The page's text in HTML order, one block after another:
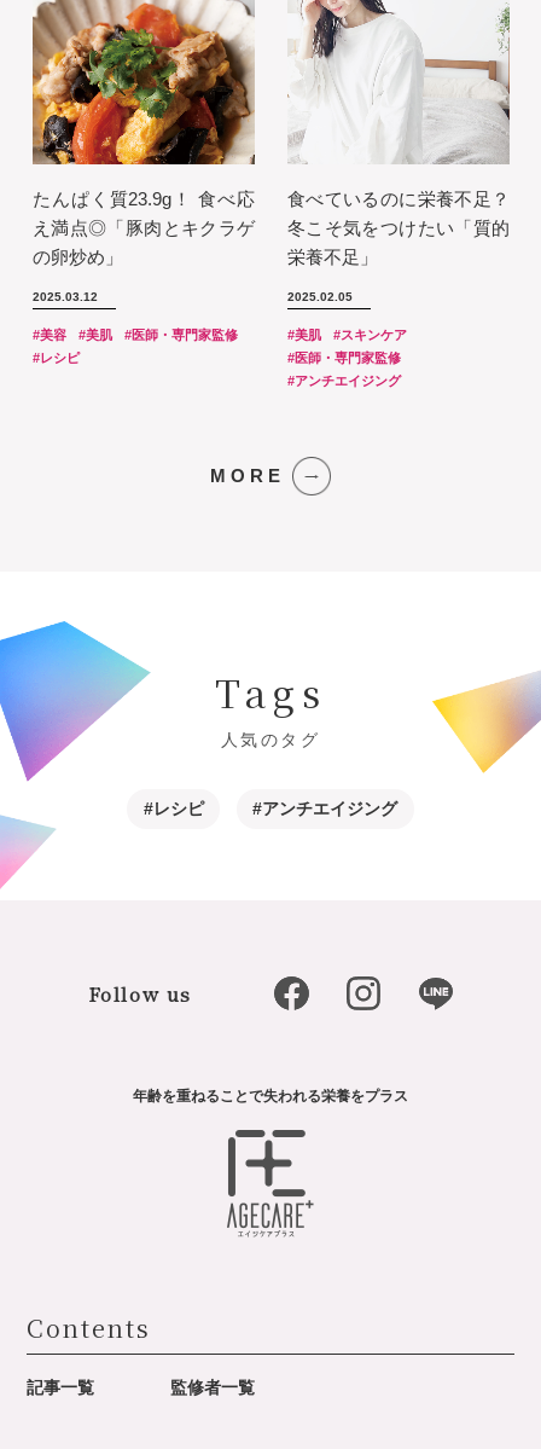
たんぱく質23.9g！ 食べ応
え満点◎「豚肉とキクラゲ
の卵炒め」
2025.03.12
#美容 #美肌
#医師・専門家監修
#レシピ
食べているのに栄養不足？
冬こそ気をつけたい「質的
栄養不足」
2025.02.05
#美肌
#スキンケア
#医師・専門家監修
#アンチエイジング
MORE
Tags
人気のタグ
#レシピ #アンチエイジング
年齢を重ねることで失われる栄養をプラス
Follow us
Contents
記事一覧 監修者一覧